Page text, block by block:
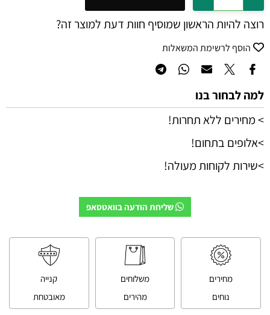
רוצה להיות הראשון שמוסיף חוות דעת למוצר זה?
הוסף לרשימת המשאלות
למה לבחור בנו
> מחירים ללא תחרות!
>אלופים בתחום!
>שירות לקוחות מעולה!
שליחת הודעה בוואטסאפ
מחירים
נוחים
משלוחים
מהירים
קנייה
מאובטחת